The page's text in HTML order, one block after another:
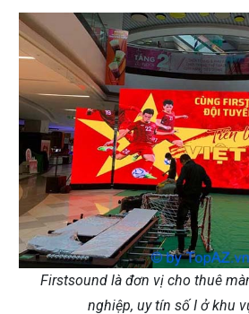
Firstsound là đơn vị cho thuê
nghiệp, uy tín số I ở khu